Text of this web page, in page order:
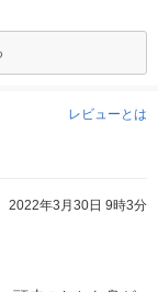
レビューとは
2022年3月30日 9時3分